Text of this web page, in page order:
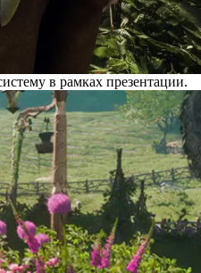
в рамках презентации.